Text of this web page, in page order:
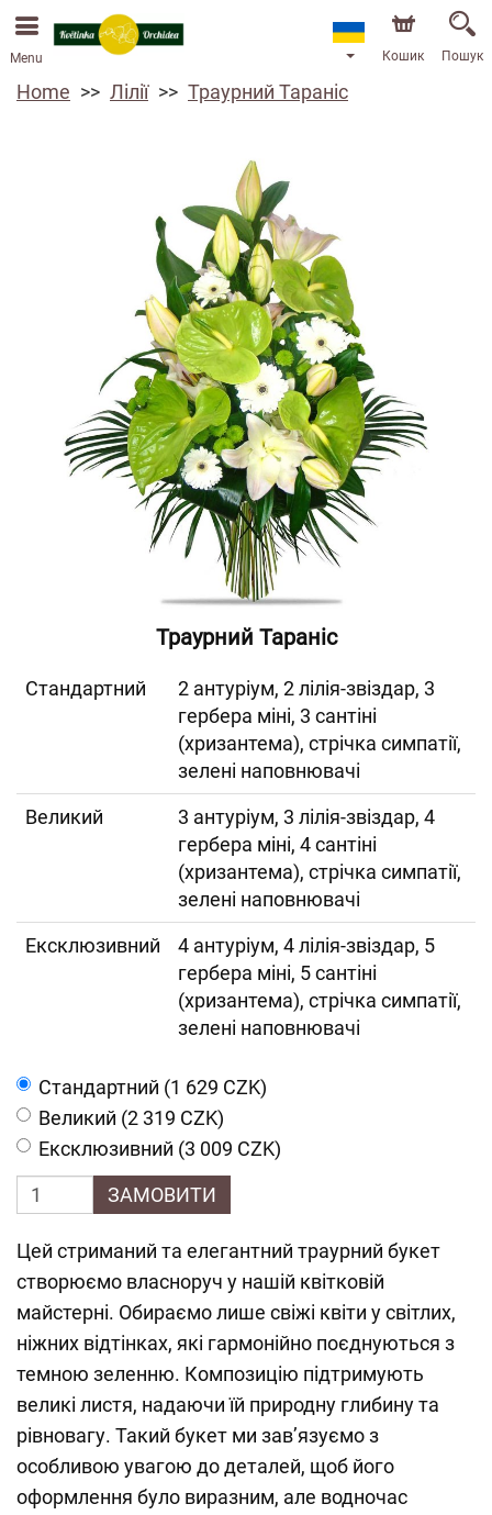
Ми приймаємо замовлення через наш інтернет-
магазин. Найближча можлива дата доставки —
13.08.2026 у зв’язку з відпусткою.
Menu Кошик Пошук
Home Лілії Траурний Тараніс
Траурний Тараніс
Cтандартний
2 антуріум, 2 лілія-звіздар, 3
гербера міні, 3 сантіні
(хризантема), стрічка симпатії,
зелені наповнювачі
Великий
3 антуріум, 3 лілія-звіздар, 4
гербера міні, 4 сантіні
(хризантема), стрічка симпатії,
зелені наповнювачі
Ексклюзивний
4 антуріум, 4 лілія-звіздар, 5
гербера міні, 5 сантіні
(хризантема), стрічка симпатії,
зелені наповнювачі
Cтандартний (1 629 CZK)
Великий (2 319 CZK)
Ексклюзивний (3 009 CZK)
ЗАМОВИТИ
Цей стриманий та елегантний траурний букет
створюємо власноруч у нашій квітковій
майстерні. Обираємо лише свіжі квіти у світлих,
ніжних відтінках, які гармонійно поєднуються з
темною зеленню. Композицію підтримують
великі листя, надаючи їй природну глибину та
рівновагу. Такий букет ми зав’язуємо з
особливою увагою до деталей, щоб його
оформлення було виразним, але водночас